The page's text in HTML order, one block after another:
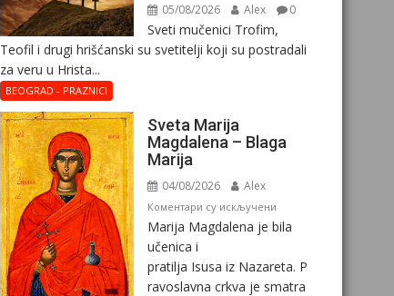
05/08/2026 Alex 0
Sveti mučenici Trofim,
Teofil i drugi hrišćanski su svetitelji koji su postradali
za veru u Hrista...
BEOGRAD - PRAZNICI
Sveta Marija
Magdalena – Blaga
Marija
04/08/2026 Alex
Коментари су искљученина
Sveta
Magdalena
–
Marija Magdalena je bila
učenica i
pratilja Isusa iz Nazareta. P
ravoslavna crkva je smatra